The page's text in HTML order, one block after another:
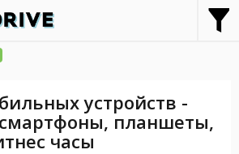
устройств -
планшеты,
часы